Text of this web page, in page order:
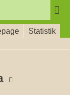
Statistik